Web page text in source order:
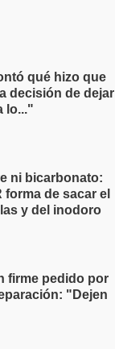
qué hizo que
decisión de dejar
lo..."
ni bicarbonato:
forma de sacar el
y del inodoro
firme pedido por
"Dejen